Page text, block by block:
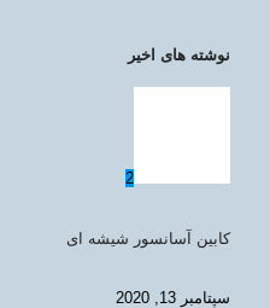
نوشته های اخیر
2
کابین آسانسور شیشه ای
سپتامبر 13, 2020